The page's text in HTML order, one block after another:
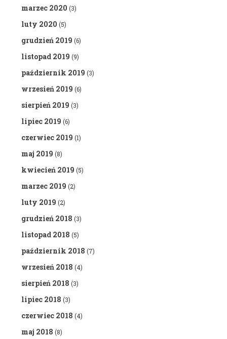
marzec 2020 (3)
luty 2020 (5)
grudzień 2019 (6)
listopad 2019 (9)
październik 2019 (3)
wrzesień 2019 (6)
sierpień 2019 (3)
lipiec 2019 (6)
czerwiec 2019 (1)
maj 2019 (8)
kwiecień 2019 (5)
marzec 2019 (2)
luty 2019 (2)
grudzień 2018 (3)
listopad 2018 (5)
październik 2018 (7)
wrzesień 2018 (4)
sierpień 2018 (3)
lipiec 2018 (3)
czerwiec 2018 (4)
maj 2018 (8)